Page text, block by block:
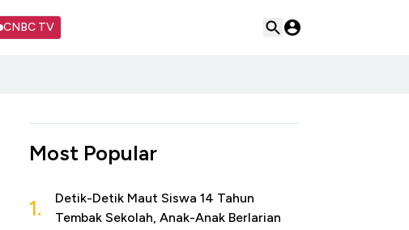
CNBC TV
Most Popular
1.
Detik-Detik Maut Siswa 14 Tahun
Tembak Sekolah, Anak-Anak Berlarian